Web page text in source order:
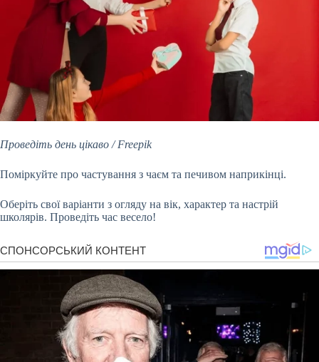
Проведіть день цікаво / Freepik
Поміркуйте про частування з чаєм та печивом наприкінці.
Оберіть свої варіанти з огляду на вік, характер та настрій
школярів. Проведіть час весело!